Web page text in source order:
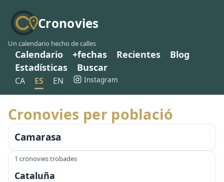
Cronovies
Un calendario hecho de calles
Calendario +fechas Recientes
Blog
Estadísticas
Buscar
CA ES EN Instagram
Cronovies per població
Camarasa
1 cronovies trobades
Cataluña